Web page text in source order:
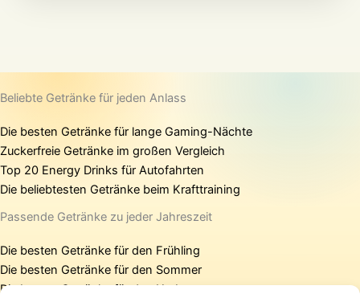
Beliebte Getränke für jeden Anlass
Die besten Getränke für lange Gaming-Nächte
Zuckerfreie Getränke im großen Vergleich
Top 20 Energy Drinks für Autofahrten
Die beliebtesten Getränke beim Krafttraining
Passende Getränke zu jeder Jahreszeit
Die besten Getränke für den Frühling
Die besten Getränke für den Sommer
Die besten Getränke für den Herbst